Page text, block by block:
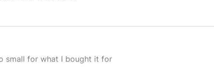
small for what I bought it for